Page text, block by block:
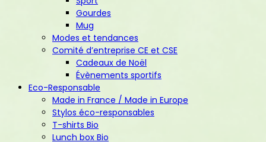
Gourdes
Mug
Modes et tendances
Comité d’entreprise CE et CSE
Cadeaux de Noël
Évènements sportifs
Eco-Responsable
Made in France / Made in Europe
Stylos éco-responsables
T-shirts Bio
Lunch box Bio